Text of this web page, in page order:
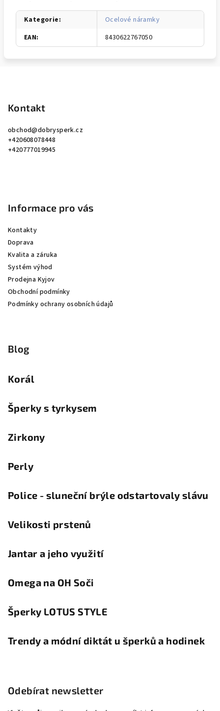
Kategorie:
Ocelové náramky
EAN: 8430622767050
Kontakt
obchod@dobrysperk.cz
+420608078448
+420777019945
Informace pro vás
Kontakty
Doprava
Kvalita a záruka
Systém výhod
Prodejna Kyjov
Obchodní podmínky
Podmínky ochrany osobních údajů
Blog
Korál
Šperky s tyrkysem
Zirkony
Perly
Police - sluneční brýle odstartovaly slávu
Velikosti prstenů
Jantar a jeho využití
Omega na OH Soči
Šperky LOTUS STYLE
Trendy a módní diktát u šperků a hodinek
Odebírat newsletter